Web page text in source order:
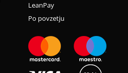
LeanPay
Po povzetju